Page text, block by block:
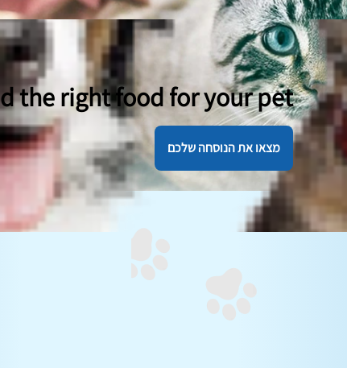
the right food for your pet
מצאו את הנוסחה שלכם